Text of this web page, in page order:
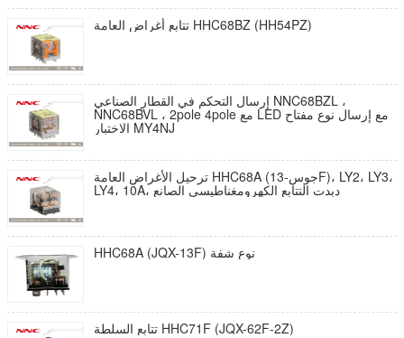
تتابع أغراض العامة HHC68BZ (HH54PZ)
إرسال التحكم في القطار الصناعي NNC68BZL ،
NNC68BVL ، 2pole 4pole مع LED مع إرسال نوع مفتاح
الاختبار MY4NJ
ترحيل الأغراض العامة HHC68A (جوس-13F)، LY2، LY3،
LY4، 10A، دبدت التتابع الكهرومغناطيسي الصانع
HHC68A (JQX-13F) نوع شفة
تتابع السلطة HHC71F (JQX-62F-2Z)